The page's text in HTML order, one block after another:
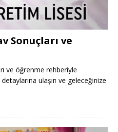
Sonuçları ve
ve öğrenme rehberiyle
detaylarına ulaşın ve geleceğinize